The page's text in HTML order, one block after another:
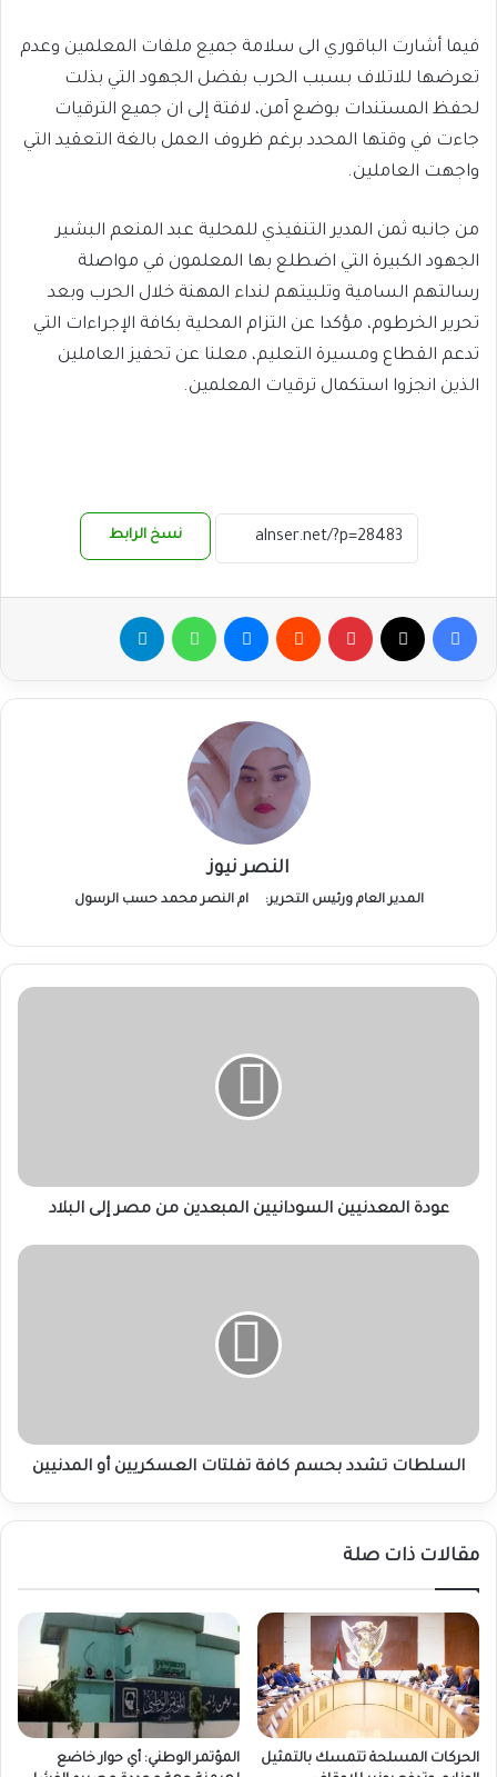
فيما أشارت الباقوري الى سلامة جميع ملفات المعلمين وعدم
تعرضها للاتلاف بسبب الحرب بفضل الجهود التي بذلت
لحفظ المستندات بوضع آمن، لافتة إلى ان جميع الترقيات
جاءت في وقتها المحدد برغم ظروف العمل بالغة التعقيد التي
واجهت العاملين.
من جانبه ثمن المدير التنفيذي للمحلية عبد المنعم البشير
الجهود الكبيرة التي اضطلع بها المعلمون في مواصلة
رسالتهم السامية وتلبيتهم لنداء المهنة خلال الحرب وبعد
تحرير الخرطوم، مؤكدا عن التزام المحلية بكافة الإجراءات التي
تدعم القطاع ومسيرة التعليم، معلنا عن تحفيز العاملين
الذين انجزوا استكمال ترقيات المعلمين.
نسخ الرابط
فيسبوك بينتيريست ماسنجر واتساب
النصر نيوز
المدير العام ورئيس التحرير: ام النصر محمد حسب الرسول
عودة
عودة المعدنيين السودانيين المبعدين من مصر إلى البلاد
السلطات
السلطات تشدد بحسم كافة تفلتات العسكريين أو المدنيين
مقالات ذات صلة
الحركات المسلحة تتمسك بالتمثيل
المؤتمر الوطني: أي حوار خاضع